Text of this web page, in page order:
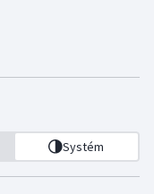
Systém